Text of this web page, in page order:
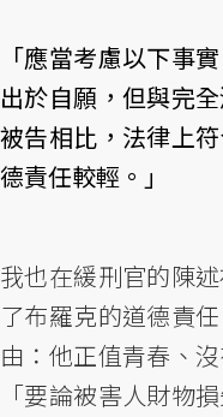
「應當考慮以下事
出於自願，但與完
被告相比，法律上
德責任較輕。」
我也在緩刑官的陳
了布羅克的道德責
由：他正值青春、
「要論被害人財物